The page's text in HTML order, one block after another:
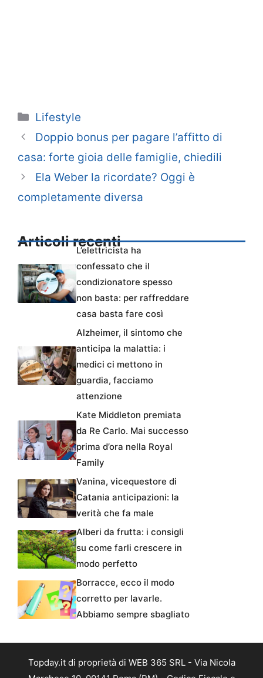
Categorie
Lifestyle
Doppio bonus per pagare l’affitto di
casa: forte gioia delle famiglie, chiedili
Ela Weber la ricordate? Oggi è
completamente diversa
Articoli recenti
L’elettricista ha
confessato che il
condizionatore spesso
non basta: per raffreddare
casa basta fare così
Alzheimer, il sintomo che
anticipa la malattia: i
medici ci mettono in
guardia, facciamo
attenzione
Kate Middleton premiata
da Re Carlo. Mai successo
prima d’ora nella Royal
Family
Vanina, vicequestore di
Catania anticipazioni: la
verità che fa male
Alberi da frutta: i consigli
su come farli crescere in
modo perfetto
Borracce, ecco il modo
corretto per lavarle.
Abbiamo sempre sbagliato
Topday.it di proprietà di WEB 365 SRL - Via Nicola